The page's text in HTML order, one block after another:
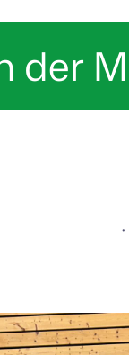
der
·